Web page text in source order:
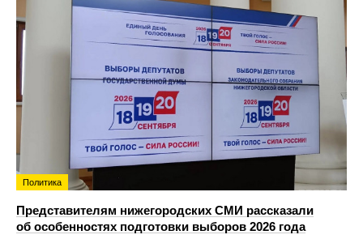
Политика
Представителям нижегородских СМИ рассказали
об особенностях подготовки выборов 2026 года